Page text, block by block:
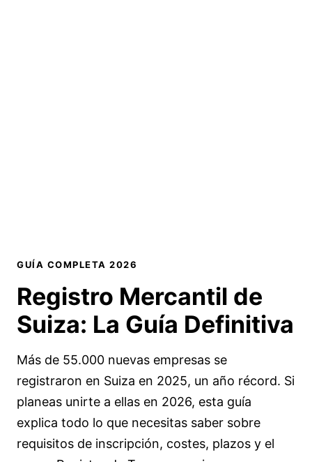
GUÍA COMPLETA 2026
Registro Mercantil de
Suiza: La Guía Definitiva
Más de 55.000 nuevas empresas se
registraron en Suiza en 2025, un año récord. Si
planeas unirte a ellas en 2026, esta guía
explica todo lo que necesitas saber sobre
requisitos de inscripción, costes, plazos y el